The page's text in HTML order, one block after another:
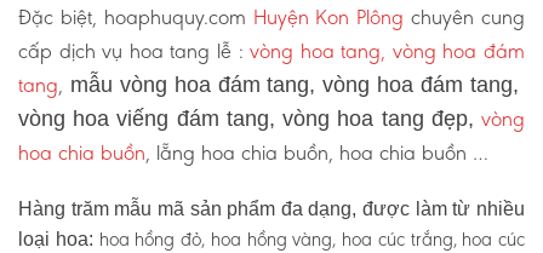
Đặc biệt, hoaphuquy.com Huyện Kon Plông chuyên cung
cấp dịch vụ hoa tang lễ :vòng hoa tang, vòng hoa đám
tang mẫu vòng hoa đám tang, vòng hoa đám tang,
vòng hoa viếng đám tang, vòng hoa tang đẹp, vòng
hoa chia buồn , lẵng hoa chia buồn, hoa chia buồn …
Hàng trăm mẫu mã sản phẩm đa dạng, được làm từ nhiều
loại hoa: hoa hồng đỏ, hoa hồng vàng, hoa cúc trắng, hoa cúc